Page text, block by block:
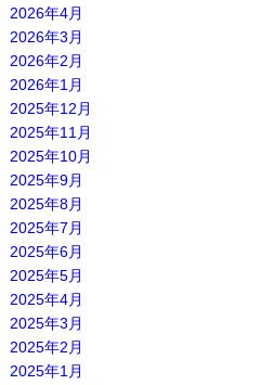
2026年4月
2026年3月
2026年2月
2026年1月
2025年12月
2025年11月
2025年10月
2025年9月
2025年8月
2025年7月
2025年6月
2025年5月
2025年4月
2025年3月
2025年2月
2025年1月